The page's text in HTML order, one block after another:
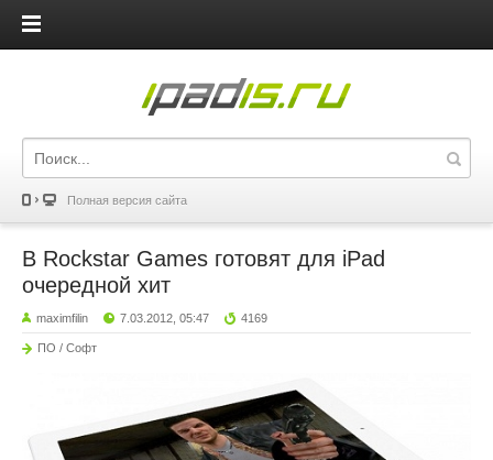
iPadis.ru
Полная версия сайта
В Rockstar Games готовят для iPad
очередной хит
maximfilin 7.03.2012, 05:47 4169
ПО / Софт